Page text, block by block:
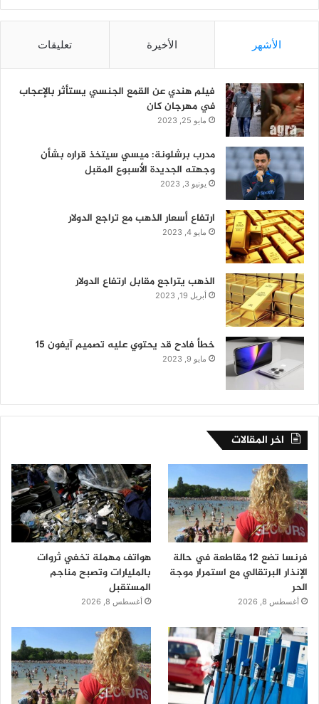
الأشهر الأخيرة تعليقات
فيلم هندي عن القمع الجنسي يستأثر بالإعجاب
في مهرجان كان
مايو 25, 2023
مدرب برشلونة: ميسي سيتخذ قراره بشأن
وجهته الجديدة الأسبوع المقبل
يونيو 3, 2023
ارتفاع أسعار الذهب مع تراجع الدولار
مايو 4, 2023
الذهب يتراجع مقابل ارتفاع الدولار
أبريل 19, 2023
خطأ فادح قد يحتوي عليه تصميم آيفون 15
مايو 9, 2023
اخر المقالات
فرنسا تضع 12 مقاطعة في حالة
الإنذار البرتقالي مع استمرار موجة
الحر
أغسطس 8, 2026
هواتف مهملة تخفي ثروات
بالمليارات وتصبح مناجم
المستقبل
أغسطس 8, 2026